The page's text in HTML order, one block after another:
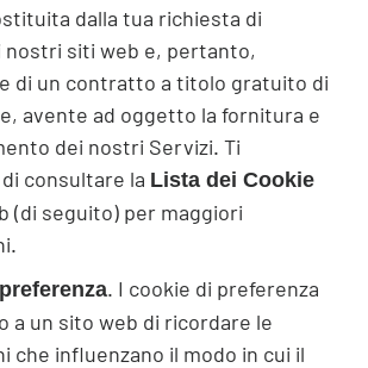
dalla tua richiesta di
nostri siti web e, pertanto,
di un contratto a titolo gratuito di
avente ad oggetto la fornitura e
dei nostri Servizi. Ti
consultare la Lista dei Cookie
(di seguito) per maggiori
. I cookie di preferenza
a un sito web di ricordare le
che influenzano il modo in cui il